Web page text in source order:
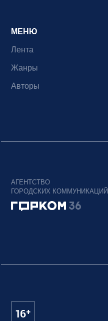
МЕНЮ
Лента
Жанры
Авторы
АГЕНТСТВО
ГОРОДСКИХ КОММУНИКАЦИЙ